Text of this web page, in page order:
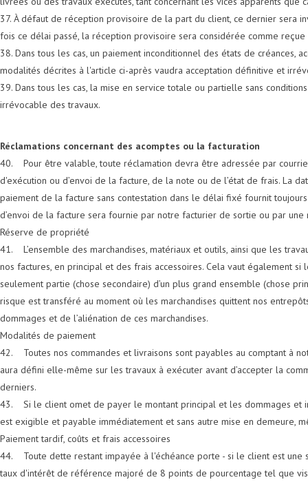
37. À défaut de réception provisoire de la part du client, ce dernier sera
fois ce délai passé, la réception provisoire sera considérée comme
38. Dans tous les cas, un paiement inconditionnel des états de créances,
modalités décrites à l'article ci-après vaudra acceptation définitive et
39. Dans tous les cas, la mise en service totale ou partielle sans
irrévocable des travaux.
Réclamations concernant des acomptes ou la facturation
40. Pour être valable, toute réclamation devra être adressée par
d'exécution ou d’envoi de la facture, de la note ou de l’état de frais. La
paiement de la facture sans contestation dans le délai fixé fournit
d’envoi de la facture sera fournie par notre facturier de sortie ou par une
Réserve de propriété
41. L’ensemble des marchandises, matériaux et outils, ainsi que les
nos factures, en principal et des frais accessoires. Cela vaut également si
seulement partie (chose secondaire) d’un plus grand ensemble (chose
risque est transféré au moment où les marchandises quittent nos
dommages et de l’aliénation de ces marchandises.
Modalités de paiement
42. Toutes nos commandes et livraisons sont payables au comptant à
aura défini elle-même sur les travaux à exécuter avant d’accepter la
derniers.
43. Si le client omet de payer le montant principal et les dommages et
est exigible et payable immédiatement et sans autre mise en demeure,
Paiement tardif, coûts et frais accessoires
44. Toute dette restant impayée à l'échéance porte - si le client est
taux d'intérêt de référence majoré de 8 points de pourcentage tel que